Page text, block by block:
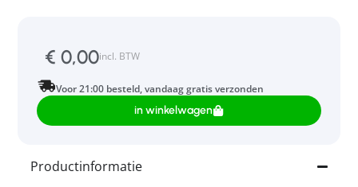
€ 0,00incl. BTW
Voor 21:00 besteld, vandaag gratis verzonden
in winkelwagen
Productinformatie